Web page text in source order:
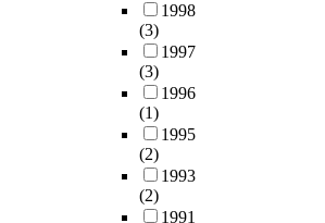
1998
(3)
1997
(3)
1996
(1)
1995
(2)
1993
(2)
1991